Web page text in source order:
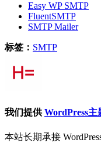
Easy WP SMTP
FluentSMTP
SMTP Mailer
标签： SMTP
我们提供WordPress
本站长期承接